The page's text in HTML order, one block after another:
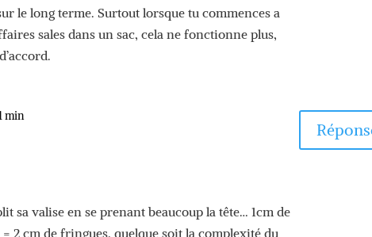
le long terme. Surtout lorsque tu commences a
sales dans un sac, cela ne fonctionne plus,
min
sa valise en se prenant beaucoup la tête… 1cm de
2 cm de fringues, quelque soit la complexité du